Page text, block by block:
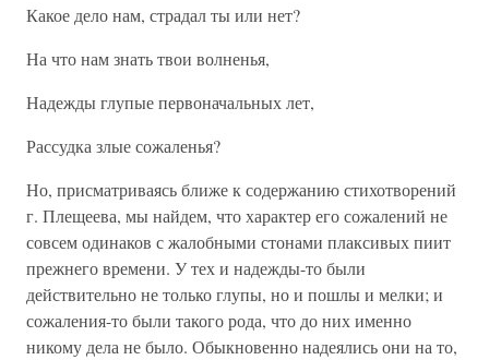
Какое дело нам, страдал ты или нет?
На что нам знать твои волненья,
Надежды глупые первоначальных лет,
Рассудка злые сожаленья?
Но, присматриваясь ближе к содержанию стихотворений
г. Плещеева, мы найдем, что характер его сожалений не
совсем одинаков с жалобными стонами плаксивых пиит
прежнего времени. У тех и надежды-то были
действительно не только глупы, но и пошлы и мелки; и
сожаления-то были такого рода, что до них именно
никому дела не было. Обыкновенно надеялись они на то,